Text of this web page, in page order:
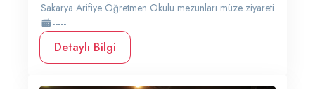
Sakarya Arifiye Öğretmen Okulu mezunları müze ziyareti
-----
Detaylı Bilgi